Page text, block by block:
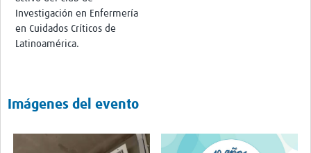
Investigación en Enfermería
en Cuidados Críticos de
Latinoamérica.
Imágenes del evento